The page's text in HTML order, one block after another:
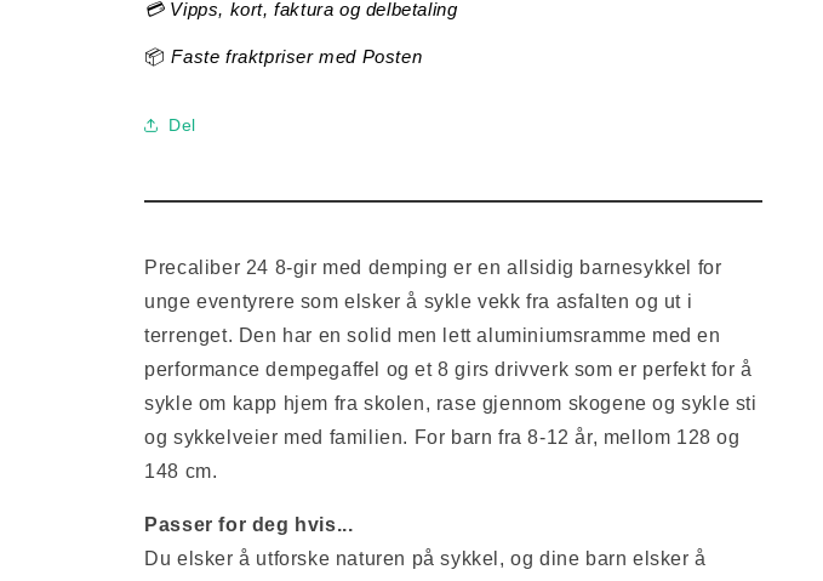
💳 Vipps, kort, faktura og delbetaling
📦Faste fraktpriser med Posten
Del
Precaliber 24 8-gir med demping er en allsidig barnesykkel for
unge eventyrere som elsker å sykle vekk fra asfalten og ut i
terrenget. Den har en solid men lett aluminiumsramme med en
performance dempegaffel og et 8 girs drivverk som er perfekt for å
sykle om kapp hjem fra skolen, rase gjennom skogene og sykle sti
og sykkelveier med familien. For barn fra 8-12 år, mellom 128 og
148 cm.
Passer for deg hvis...
Du elsker å utforske naturen på sykkel, og dine barn elsker å